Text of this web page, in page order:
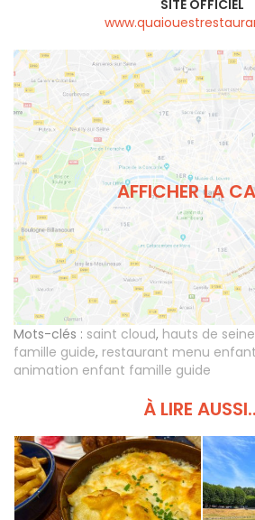
SITE OFFICIEL
AFFICHER LA
Mots-clés : saint cloud, hauts de seine
famille guide, restaurant menu
animation enfant famille guide
À LIRE